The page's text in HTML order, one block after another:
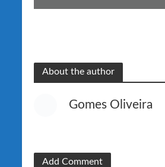
About the author
Gomes Oliveira
Add Comment